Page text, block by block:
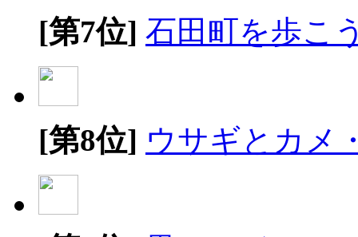
[第7位] 石田町を歩こ
[第8位] ウサギとカメ